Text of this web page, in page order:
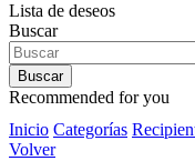
Lista de deseos
Buscar
Buscar
Recommended for you
Inicio Categorías
Volver